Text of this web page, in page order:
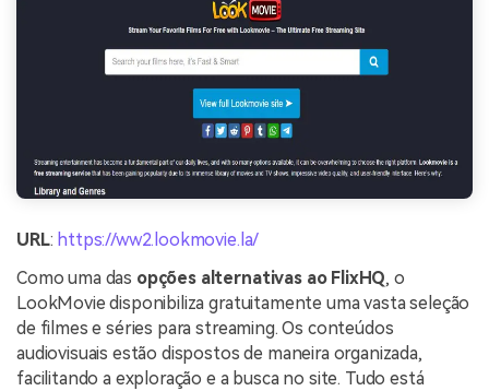
URL: https://ww2.lookmovie.la/
Como uma das opções alternativas ao FlixHQ, o
LookMovie disponibiliza gratuitamente uma vasta seleção
de filmes e séries para streaming. Os conteúdos
audiovisuais estão dispostos de maneira organizada,
facilitando a exploração e a busca no site. Tudo está